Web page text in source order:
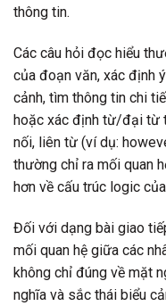
thông tin.
Các câu hỏi đọc hiểu
của đoạn văn, xác định
cảnh, tìm thông tin chi
hoặc xác định từ/đại từ
nối, liên từ (ví dụ:
thường chỉ ra mối quan
hơn về cấu trúc logic
Đối với dạng bài giao
mối quan hệ giữa các
không chỉ đúng về mặt
nghĩa và sắc thái biểu